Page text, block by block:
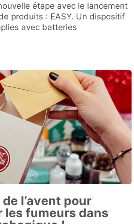
étape avec le lancement
produits : EASY. Un dispositif
avec batteries
l’avent pour
les fumeurs dans